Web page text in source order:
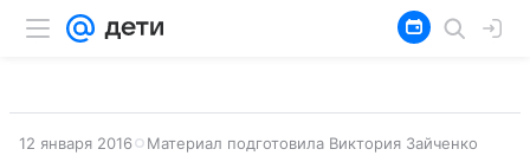
12 января 2016 Материал подготовила Виктория Зайченко